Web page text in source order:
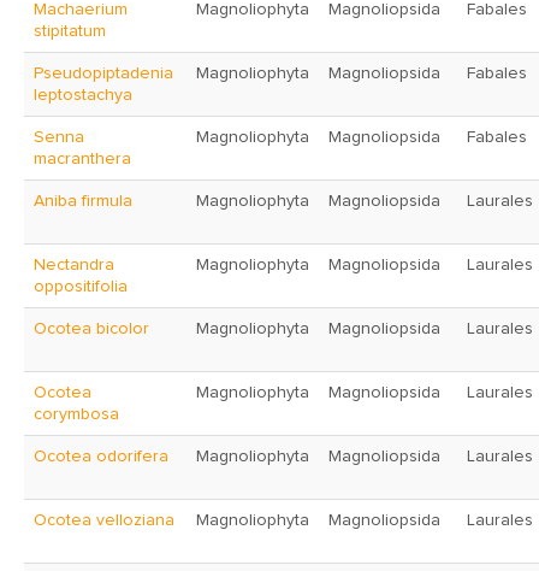
Machaerium
stipitatum
Magnoliophyta Magnoliopsida Fabales
Pseudopiptadenia
leptostachya
Magnoliophyta Magnoliopsida Fabales
Senna
macranthera
Magnoliophyta Magnoliopsida Fabales
Aniba firmula Magnoliophyta Magnoliopsida Laurales
Nectandra
oppositifolia
Magnoliophyta Magnoliopsida Laurales
Ocotea bicolor Magnoliophyta Magnoliopsida Laurales
Ocotea
corymbosa
Magnoliophyta Magnoliopsida Laurales
Ocotea odorifera Magnoliophyta Magnoliopsida Laurales
Ocotea velloziana Magnoliophyta Magnoliopsida Laurales